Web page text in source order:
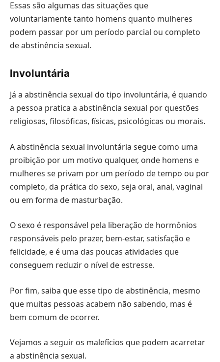
Essas são algumas das situações que
voluntariamente tanto homens quanto mulheres
podem passar por um período parcial ou completo
de abstinência sexual.
Involuntária
Já a abstinência sexual do tipo involuntária, é quando
a pessoa pratica a abstinência sexual por questões
religiosas, filosóficas, físicas, psicológicas ou morais.
A abstinência sexual involuntária segue como uma
proibição por um motivo qualquer, onde homens e
mulheres se privam por um período de tempo ou por
completo, da prática do sexo, seja oral, anal, vaginal
ou em forma de masturbação.
O sexo é responsável pela liberação de hormônios
responsáveis pelo prazer, bem-estar, satisfação e
felicidade, e é uma das poucas atividades que
conseguem reduzir o nível de estresse.
Por fim, saiba que esse tipo de abstinência, mesmo
que muitas pessoas acabem não sabendo, mas é
bem comum de ocorrer.
Vejamos a seguir os malefícios que podem acarretar
a abstinência sexual.